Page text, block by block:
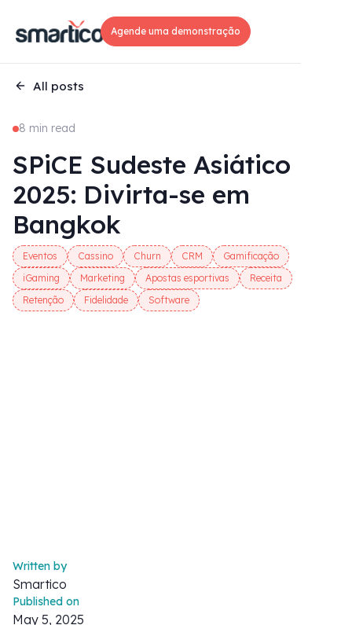
Agende uma demonstração
All posts
8 min read
SPiCE Sudeste Asiático
2025: Divirta-se em
Bangkok
Eventos Cassino Churn CRM
Gamificação
iGaming
Marketing Apostas esportivas
Receita
Retenção
Fidelidade Software
Written by
Smartico
Published on
May 5, 2025